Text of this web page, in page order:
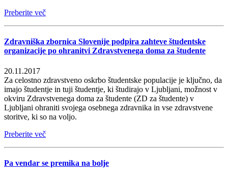
Preberite več
Zdravniška zbornica Slovenije podpira zahteve študentske
organizacije po ohranitvi Zdravstvenega doma za študente
20.11.2017
Za celostno zdravstveno oskrbo študentske populacije je ključno, da
imajo študentje in tuji študentje, ki študirajo v Ljubljani, možnost v
okviru Zdravstvenega doma za študente (ZD za študente) v
Ljubljani ohraniti svojega osebnega zdravnika in vse zdravstvene
storitve, ki so na voljo.
Preberite več
Pa vendar se premika na bolje